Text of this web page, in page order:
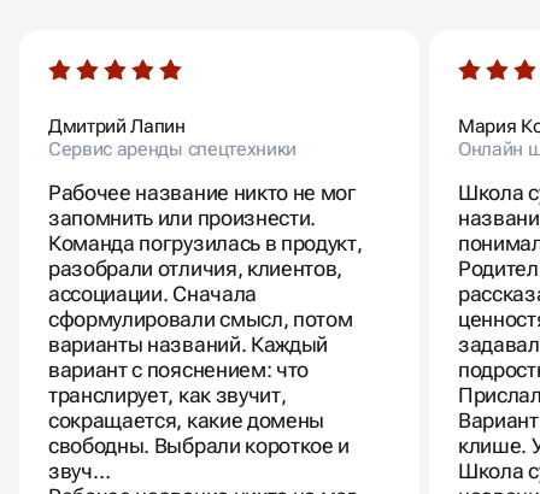
Дмитрий Лапин
Сервис аренды спецтехники
Рабочее название никто не мог
запомнить или произнести.
Команда погрузилась в продукт,
разобрали отличия, клиентов,
ассоциации. Сначала
сформулировали смысл, потом
варианты названий. Каждый
вариант с пояснением: что
транслирует, как звучит,
сокращается, какие домены
свободны. Выбрали короткое и
звуч…
Мария
Онлайн
Школа
клише.
Школа